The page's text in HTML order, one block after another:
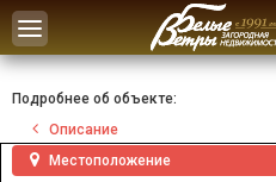
Toggle
navigation
Подробнее об объекте:
Описание
Местоположение